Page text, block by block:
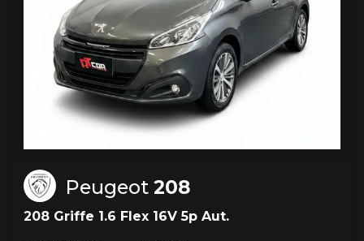
Peugeot 208
208 Griffe 1.6 Flex 16V 5p Aut.